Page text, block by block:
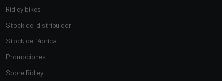
Ridley bikes
Stock del distribuidor
Stock de fábrica
Promociones
Sobre Ridley